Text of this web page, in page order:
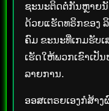
ຊະນະຕິດຕໍ່ກັນຫຼາຍ
ດ້ວຍແຮັດທຣິກຂອງ ລິ
ຄົມ ຂະນະທີ່ເກມຮັບ
ເຮັດໃຫ້ພວກເຂົາເປັ
ລາຍການ.
ອອສເຕຣຍເອງກໍສ້າ